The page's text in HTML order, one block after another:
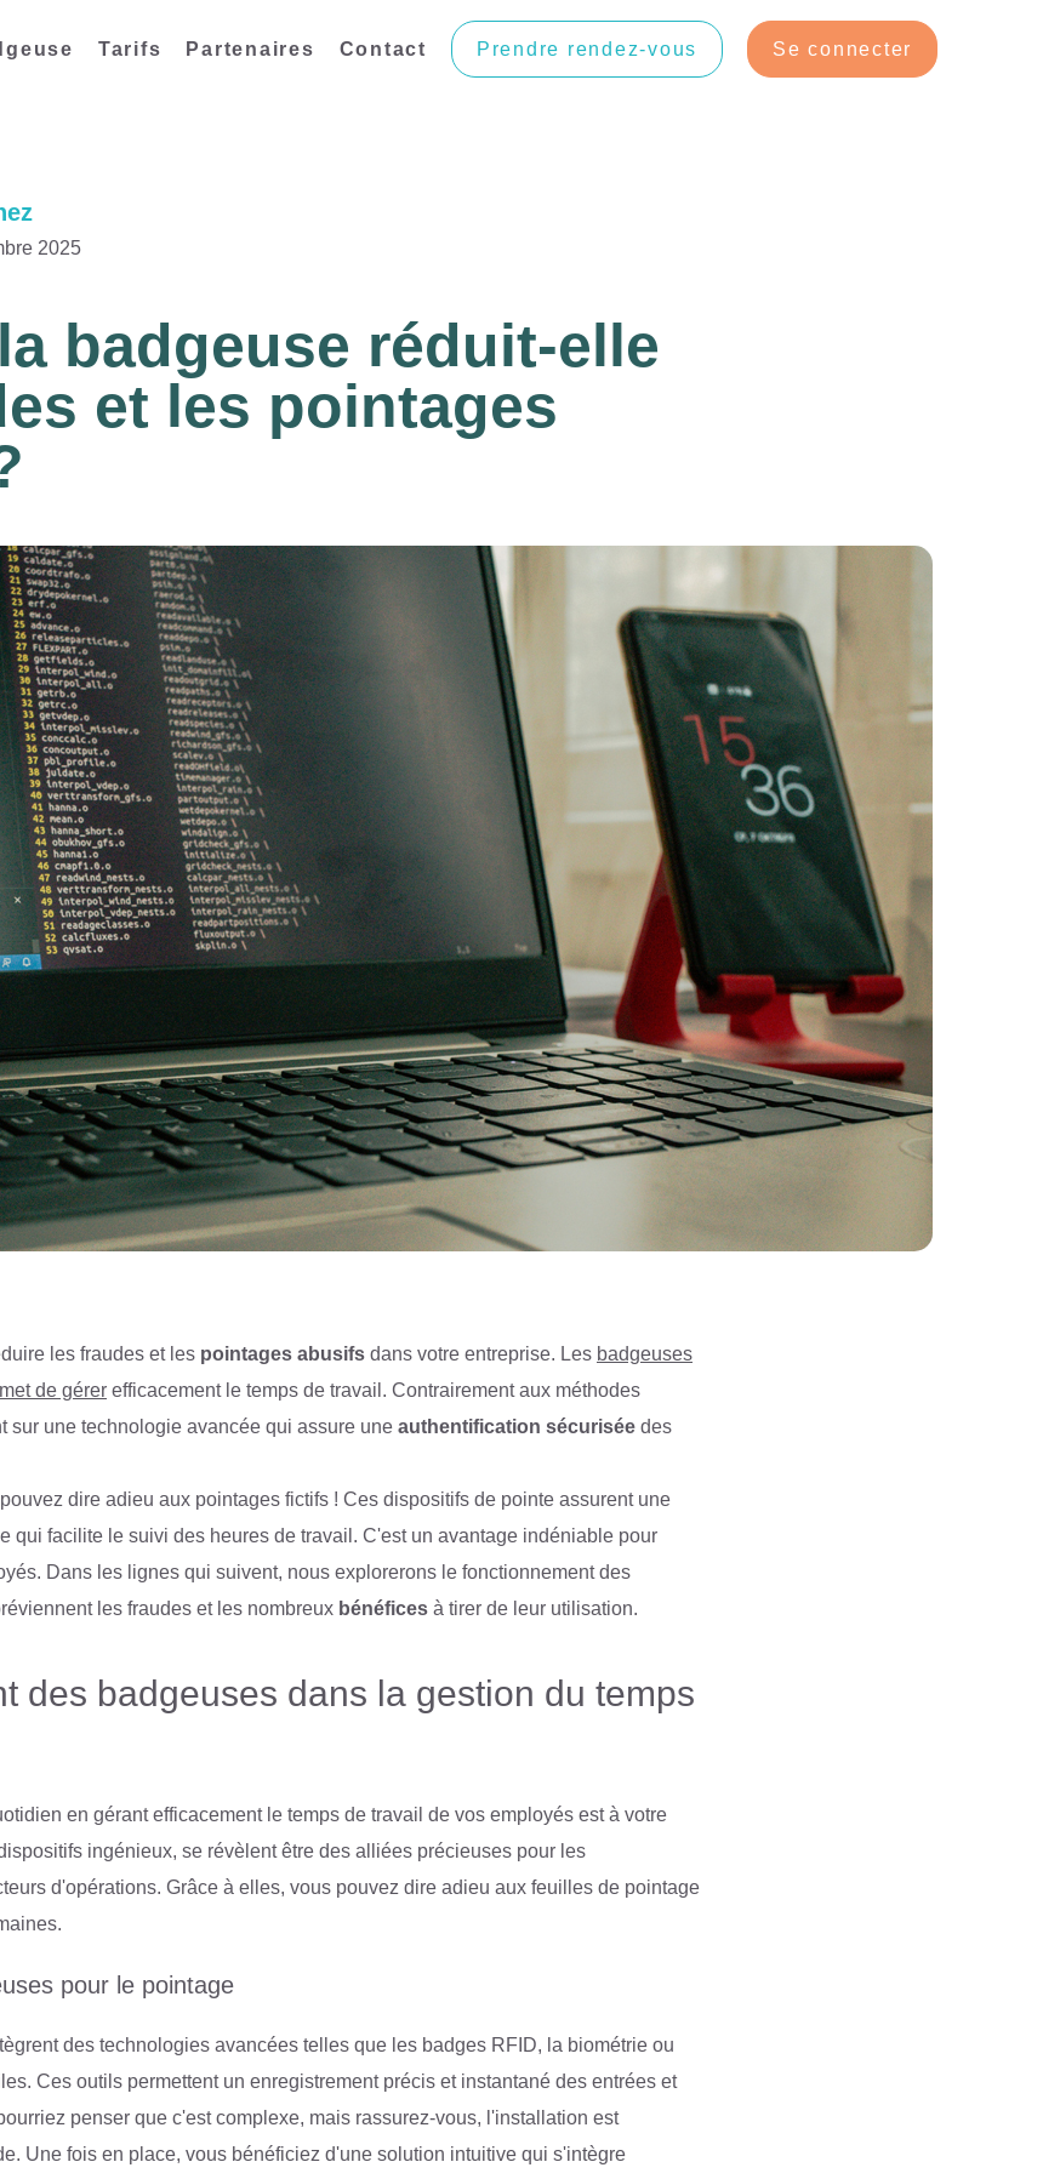
Tarifs Partenaires Contact Prendre rendez-vous Se connecter
2025
badgeuse réduit-elle
et les pointages
les fraudes et les pointages abusifs dans votre entreprise. Les badgeuses
de gérer efficacement le temps de travail. Contrairement aux méthodes
sur une technologie avancée qui assure une authentification sécurisée des
dire adieu aux pointages fictifs ! Ces dispositifs de pointe assurent une
qui facilite le suivi des heures de travail. C'est un avantage indéniable pour
Dans les lignes qui suivent, nous explorerons le fonctionnement des
les fraudes et les nombreux bénéfices à tirer de leur utilisation.
des badgeuses dans la gestion du temps
en gérant efficacement le temps de travail de vos employés est à votre
ingénieux, se révèlent être des alliées précieuses pour les
d'opérations. Grâce à elles, vous pouvez dire adieu aux feuilles de pointage
pour le pointage
des technologies avancées telles que les badges RFID, la biométrie ou
Ces outils permettent un enregistrement précis et instantané des entrées et
penser que c'est complexe, mais rassurez-vous, l'installation est
Une fois en place, vous bénéficiez d'une solution intuitive qui s'intègre